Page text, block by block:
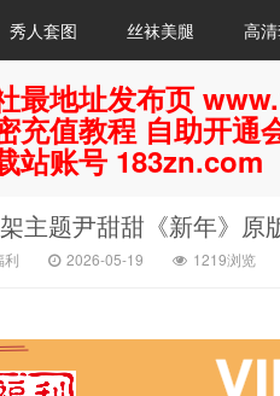
秀人套图 丝袜美腿 高
最地址发布页
充值教程 自助开通
站账号 183zn.com
主题尹甜甜《新年》原
利 2026-05-19 1219浏览